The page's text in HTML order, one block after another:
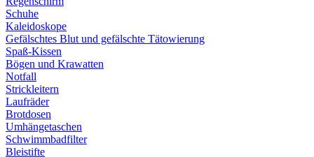
Schuhe
Kaleidoskope
Gefälschtes Blut und gefälschte Tätowierung
Spaß-Kissen
Bögen und Krawatten
Notfall
Strickleitern
Laufräder
Brotdosen
Umhängetaschen
Schwimmbadfilter
Bleistifte